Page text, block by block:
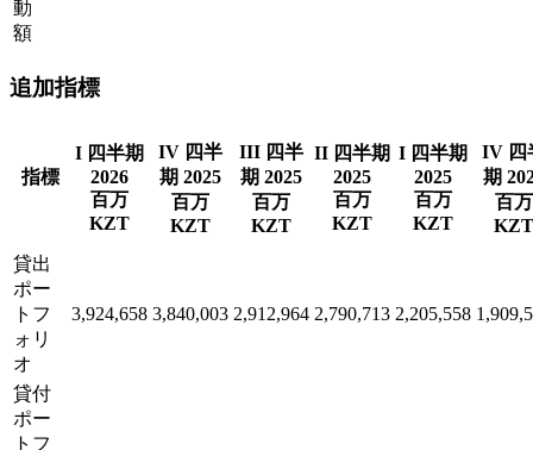
動
額
追加指標
指標
I 四半期
2026
百万
KZT
IV 四半
期 2025
百万
KZT
III 四半
期 2025
百万
KZT
II 四半期
2025
百万
KZT
I 四半期
2025
百万
KZT
IV 四
期
百万
KZT
貸出
ポー
トフ
ォリ
オ
3,924,658 3,840,003 2,912,964 2,790,713 2,205,558
貸付
ポー
トフ